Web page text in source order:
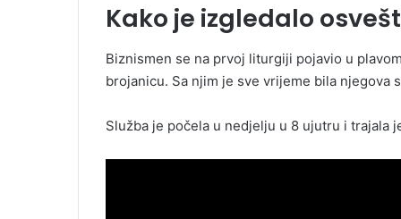
Kako je izgledalo
Biznismen se na prvoj liturgiji pojavio u
brojanicu. Sa njim je sve vrijeme bila njegova
Služba je počela u nedjelju u 8 ujutru i trajala